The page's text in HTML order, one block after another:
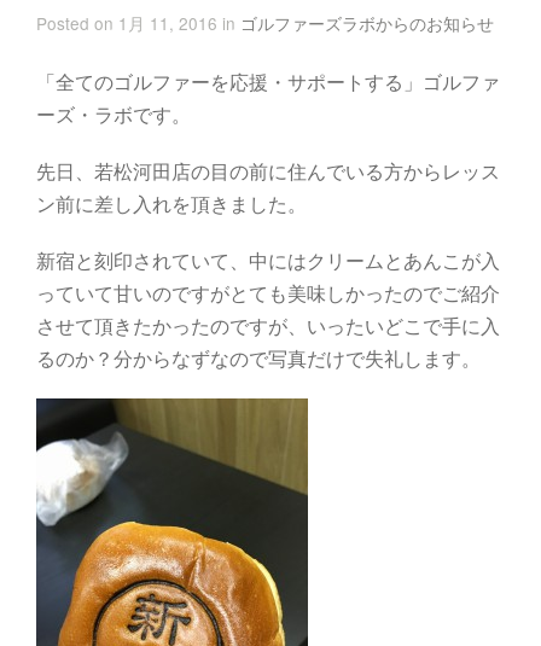
Posted on 1月 11, 2016 in ゴルファーズラボからのお知らせ
「全てのゴルファーを応援・サポートする」ゴルファ
ーズ・ラボです。
先日、若松河田店の目の前に住んでいる方からレッス
ン前に差し入れを頂きました。
新宿と刻印されていて、中にはクリームとあんこが入
っていて甘いのですがとても美味しかったのでご紹介
させて頂きたかったのですが、いったいどこで手に入
るのか？分からなずなので写真だけで失礼します。